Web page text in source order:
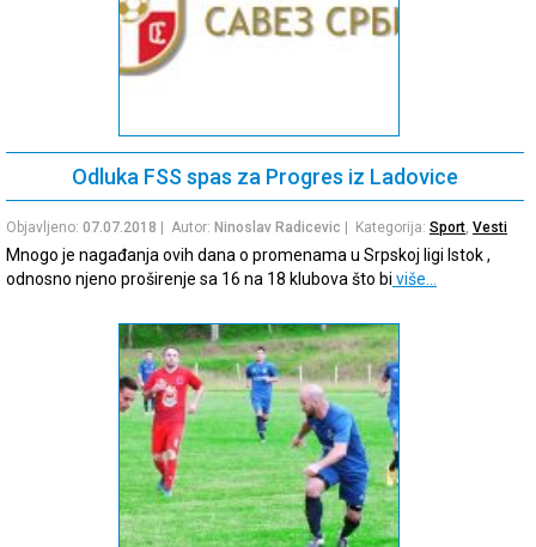
Odluka FSS spas za Progres iz Ladovice
Objavljeno: 07.07.2018 | Autor: Ninoslav Radicevic | Kategorija: Sport, Vesti
Mnogo je nagađanja ovih dana o promenama u Srpskoj ligi Istok ,
odnosno njeno proširenje sa 16 na 18 klubova što bi više…